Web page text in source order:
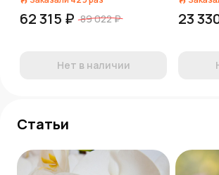
62 315 ₽ 89 022 ₽
Нет в наличии
23
Статьи